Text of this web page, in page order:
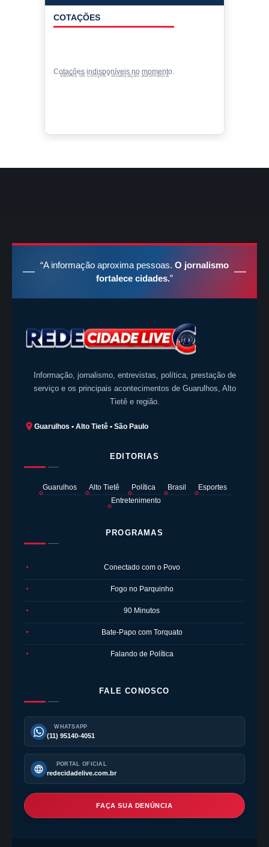
COTAÇÕES
Cotações indisponíveis no momento.
Valores de compra • atualização automática
“A informação aproxima pessoas. O jornalismo
fortalece cidades.”
Informação, jornalismo, entrevistas, política, prestação de
serviço e os principais acontecimentos de Guarulhos, Alto
Tietê e região.
Guarulhos • Alto Tietê • São Paulo
EDITORIAS
Guarulhos Alto Tietê Política Brasil
Esportes
Entretenimento
PROGRAMAS
● Conectado com o Povo
● Fogo no Parquinho
● 90 Minutos
● Bate-Papo com Torquato
● Falando de Política
FALE CONOSCO
WHATSAPP
(11) 95140-4051
PORTAL OFICIAL
redecidadelive.com.br
FAÇA SUA DENÚNCIA